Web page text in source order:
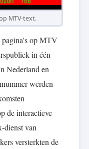
MTV-text.
op MTV
in één
Nederland en
werden
de interactieve
dienst van
versterkten de